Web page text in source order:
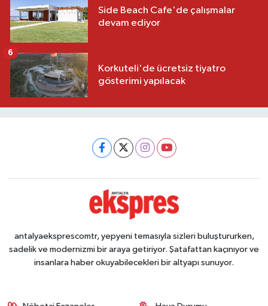
Side Beach Cafe'de çalışmalar
devam ediyor
Korkuteli'de ücretsiz tiyatro
gösterimi yapılacak
6
antalyaeksprescomtr, yepyeni temasıyla sizleri buluştururken,
sadelik ve modernizmi bir araya getiriyor. Şatafattan kaçınıyor ve
insanlara haber okuyabilecekleri bir altyapı sunuyor.